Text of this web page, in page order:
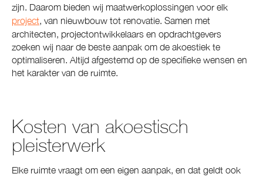
zijn. Daarom bieden wij maatwerkoplossingen voor elk
project, van nieuwbouw tot renovatie. Samen met
architecten, projectontwikkelaars en opdrachtgevers
zoeken wij naar de beste aanpak om de akoestiek te
optimaliseren. Altijd afgestemd op de specifieke wensen en
het karakter van de ruimte.
Kosten van akoestisch
pleisterwerk
Elke ruimte vraagt om een eigen aanpak, en dat geldt ook